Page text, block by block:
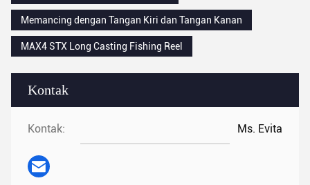
Kontak
Kontak: Ms. Evita
Memancing dengan Tangan Kiri dan Tangan Kanan
MAX4 STX Long Casting Fishing Reel